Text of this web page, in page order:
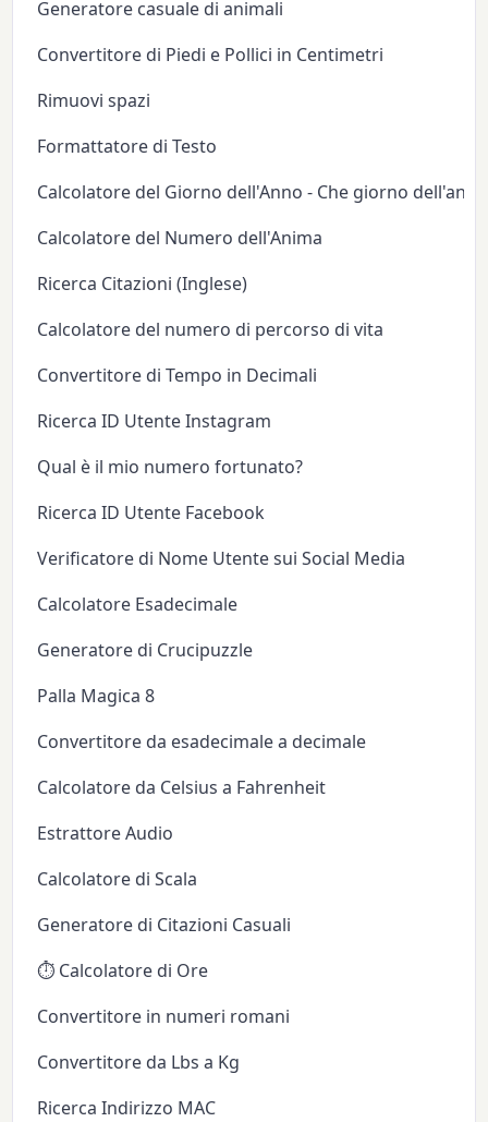
Generatore casuale di animali
Convertitore di Piedi e Pollici in Centimetri
Rimuovi spazi
Formattatore di Testo
Calcolatore del Giorno dell'Anno - Che giorno
Calcolatore del Numero dell'Anima
Ricerca Citazioni (Inglese)
Calcolatore del numero di percorso di vita
Convertitore di Tempo in Decimali
Ricerca ID Utente Instagram
Qual è il mio numero fortunato?
Ricerca ID Utente Facebook
Verificatore di Nome Utente sui Social Media
Calcolatore Esadecimale
Generatore di Crucipuzzle
Palla Magica 8
Convertitore da esadecimale a decimale
Calcolatore da Celsius a Fahrenheit
Estrattore Audio
Calcolatore di Scala
Generatore di Citazioni Casuali
⏱️ Calcolatore di Ore
Convertitore in numeri romani
Convertitore da Lbs a Kg
Ricerca Indirizzo MAC